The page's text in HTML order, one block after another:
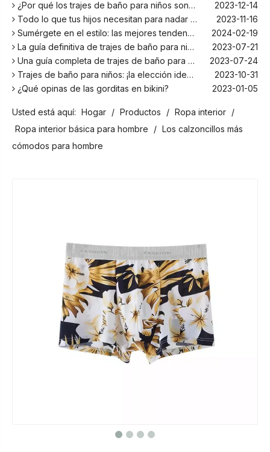
¿Por qué los trajes de baño para niños son más cómodos con elastano?
2023-12-14
Todo lo que tus hijos necesitan para nadar este verano
2023-11-16
Sumérgete en el estilo: las mejores tendencias en trajes de baño para niños de la temporada
2024-02-19
La guía definitiva de trajes de baño para niños: comodidad, diseño y seguridad
2023-07-21
Una guía completa de trajes de baño para niños: comodidad, estilo y seguridad para divertirse bajo el sol
2023-07-24
Trajes de baño para niños: ¡la elección ideal para tus hijos!
2023-10-31
¿Qué opinas de las gorditas en bikini?
2023-01-05
¡El principal fabricante de trajes de baño en Bali!
2024-02-22
¡Date un chapuzón con los trajes de baño para niños más populares de la temporada!
2024-02-02
Como cualquier otro traje, el bañador infantil: un espacio agradable para relajarse en la playa
Usted está aquí: Hogar / Productos / Ropa interior /
Ropa interior básica para hombre
/ Los calzoncillos más
cómodos para hombre